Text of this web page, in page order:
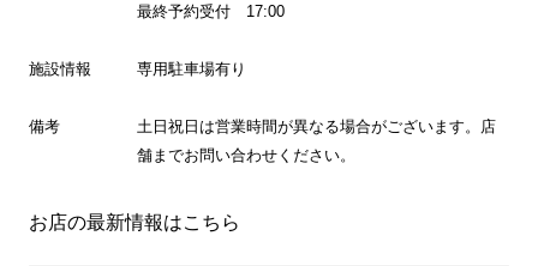
最終予約受付 17:00
施設情報 専用駐車場有り
備考
土日祝日は営業時間が異なる場合がございます。店
舗までお問い合わせください。
お店の最新情報はこちら